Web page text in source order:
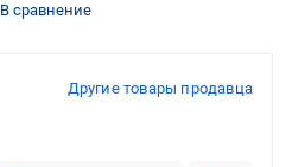
В сравнение
Другие товары продавца